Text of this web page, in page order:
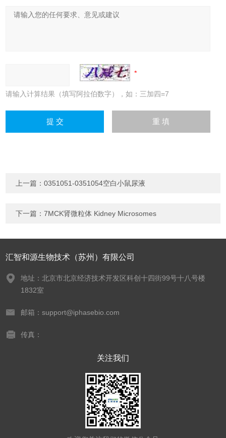
请输入计算结果（填写阿拉伯数字），如：三加四=7
上一篇：0351051-0351054空白小鼠尿液
下一篇：7MCK肾微粒体 Kidney Microsomes
汇智和源生物技术（苏州）有限公司
地址：北京市北京经济技术开发区科创十四街99号十八号楼
1832室
邮箱：support@iphasebio.com
传真：
关注我们